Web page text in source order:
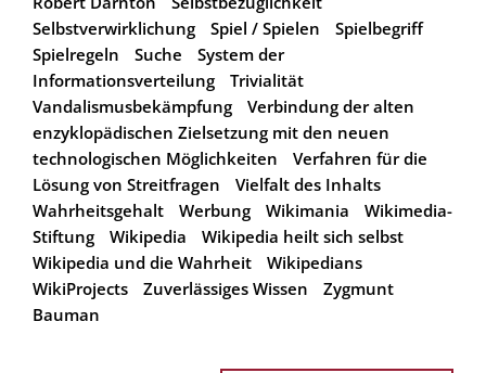
Selbstverwirklichung
Spiel / Spielen
Spielbegriff
Spielregeln
Suche
System der
Informationsverteilung
Trivialität
Vandalismusbekämpfung
Verbindung der alten
enzyklopädischen Zielsetzung mit den neuen
technologischen Möglichkeiten
Verfahren für die
Lösung von Streitfragen
Vielfalt des Inhalts
Wahrheitsgehalt
Werbung Wikimania
Wikimedia-
Stiftung
Wikipedia
Wikipedia heilt sich selbst
Wikipedia und die Wahrheit
Wikipedians
WikiProjects
Zuverlässiges Wissen
Zygmunt
Bauman